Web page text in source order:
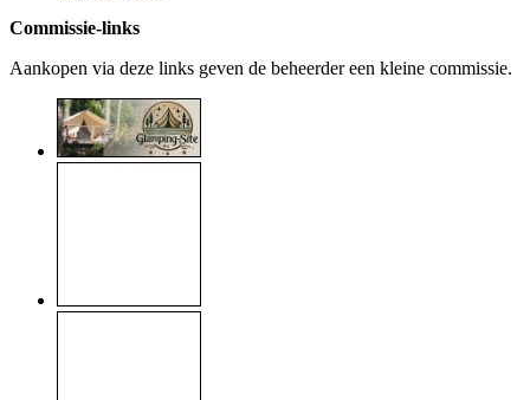
Commissie-links
Aankopen via deze links geven de beheerder een kleine commissie.